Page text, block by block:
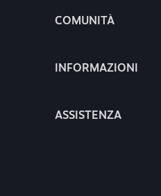
COMUNITÀ
INFORMAZIONI
ASSISTENZA